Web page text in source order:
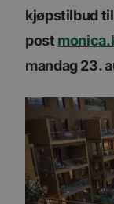
kjøpstilbud
post
mandag 23.